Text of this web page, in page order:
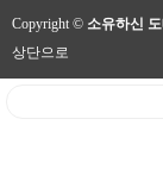
Copyright © 소유하신
상단으로